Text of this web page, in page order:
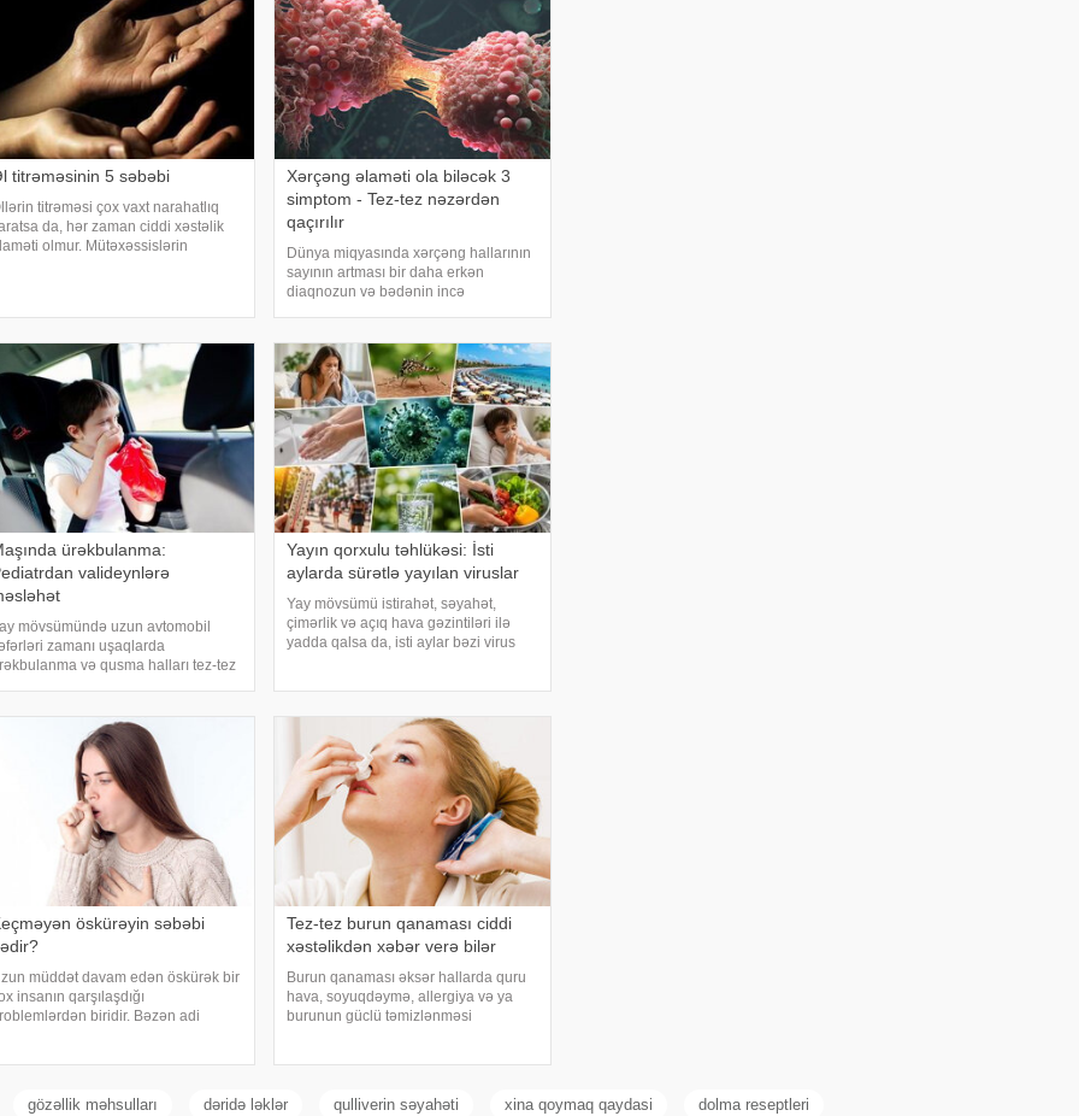
titrəməsinin 5 səbəbi
titrəməsi çox vaxt narahatlıq
da, hər zaman ciddi xəstəlik
olmur. Mütəxəssislərin
Xərçəng əlaməti ola biləcək 3
simptom - Tez-tez nəzərdən
qaçırılır
Dünya miqyasında xərçəng hallarının
sayının artması bir daha erkən
diaqnozun və bədənin incə
Məşhur inancın əksinə olaraq,
xərçəng növləri həmişə ağı
ürəkbulanma:
valideynlərə
mövsümündə uzun avtomobil
zamanı uşaqlarda
və qusma halları tez-tez
və bədənin hərəkətindən
siqnallar arasındakı
Yayın qorxulu təhlükəsi: İsti
aylarda sürətlə yayılan viruslar
Yay mövsümü istirahət, səyahət,
çimərlik və açıq hava gəzintiləri ilə
yadda qalsa da, isti aylar bəzi virus
Açıq havad
öskürəyin səbəbi
müddət davam edən öskürək bir
insanın qarşılaşdığı
biridir. Bəzən adi
Tez-tez burun qanaması ciddi
xəstəlikdən xəbər verə bilər
Burun qanaması əksər hallarda quru
hava, soyuqdəymə, allergiya və ya
burunun güclü təmizlənməsi
gözəllik məhsulları dəridə ləklər qulliverin səyahəti xina qoymaq qaydasi dolma reseptleri